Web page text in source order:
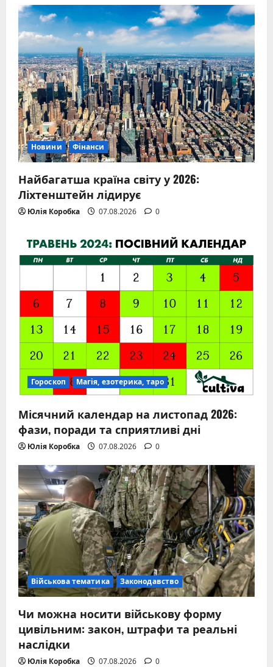
Новини Фінанси
Найбагатша країна світу у 2026:
Ліхтенштейн лідирує
Юлія Коробка 07.08.2026 0
Гороскоп Магія, езотерика, таро
Місячний календар на листопад 2026:
фази, поради та сприятливі дні
Юлія Коробка 07.08.2026 0
Військова тематика Законодавство
Чи можна носити військову форму
цивільним: закон, штрафи та реальні
наслідки
Юлія Коробка 07.08.2026 0